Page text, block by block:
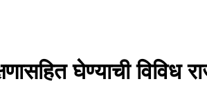
घेण्याची विविध